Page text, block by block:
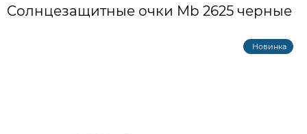
Cолнцезащитные очки Mb 2625 черные
Новинка